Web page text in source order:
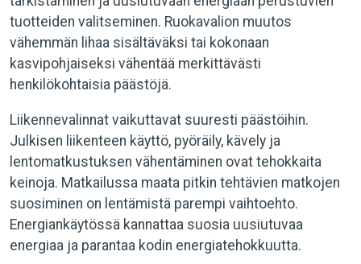
tuotteiden valitseminen. Ruokavalion muutos
vähemmän lihaa sisältäväksi tai kokonaan
kasvipohjaiseksi vähentää merkittävästi
henkilökohtaisia päästöjä.
Liikennevalinnat vaikuttavat suuresti päästöihin.
Julkisen liikenteen käyttö, pyöräily, kävely ja
lentomatkustuksen vähentäminen ovat tehokkaita
keinoja. Matkailussa maata pitkin tehtävien matkojen
suosiminen on lentämistä parempi vaihtoehto.
Energiankäytössä kannattaa suosia uusiutuvaa
energiaa ja parantaa kodin energiatehokkuutta.